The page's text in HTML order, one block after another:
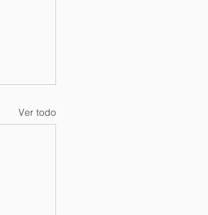
Ver todo